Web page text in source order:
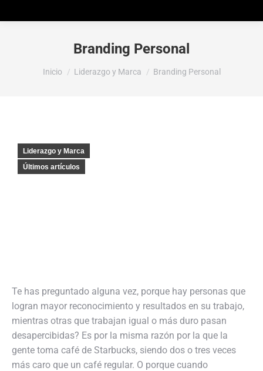
Branding Personal
Estás aquí:
Inicio Liderazgo y Marca Branding Personal
Liderazgo y Marca
Últimos artículos
Te has preguntado alguna vez, porque hay personas que
logran mayor reconocimiento y resultados en su trabajo,
mientras otras que trabajan igual o más duro pasan
desapercibidas? Es por la misma razón por la que la
gente toma café de Starbucks, siendo dos o tres veces
más caro que un café regular. O porque cuando